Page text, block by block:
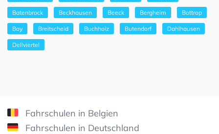
Batenbrock Beckhausen Beeck Bergheim Bottrop
Boy Breitscheid Buchholz Butendorf Dahlhausen
Dellviertel
Fahrschulen in Belgien
Fahrschulen in Deutschland